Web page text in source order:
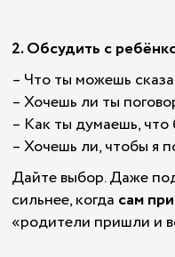
2. Обсудить с
– Что ты можешь
– Хочешь ли ты
– Как ты думаешь, что
– Хочешь ли, чтобы я
Дайте выбор. Даже
сильнее, когда сам
«родители пришли и